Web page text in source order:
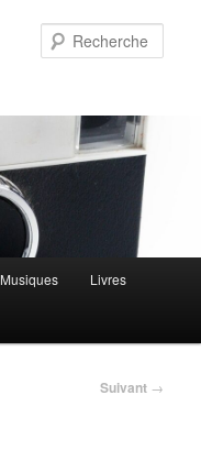
Musiques Livres
Suivant →